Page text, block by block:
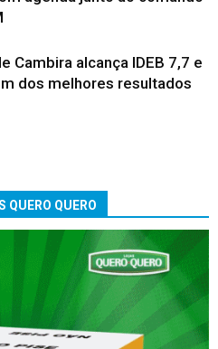
Cambira alcança IDEB 7,7 e
dos melhores resultados
QUERO QUERO